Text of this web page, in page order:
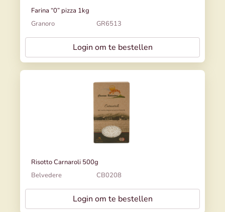
Farina “0” pizza 1kg
Granoro
GR6513
Login om te bestellen
Risotto Carnaroli 500g
Belvedere
CB0208
Login om te bestellen